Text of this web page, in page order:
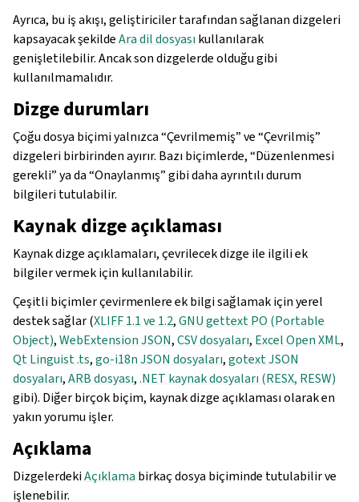
Ayrıca, bu iş akışı, geliştiriciler tarafından sağlanan dizgeleri
kapsayacak şekildeAra dil dosyası kullanılarak
genişletilebilir. Ancak son dizgelerde olduğu gibi
kullanılmamalıdır.
Dizge durumları
Çoğu dosya biçimi yalnızca “Çevrilmemiş” ve “Çevrilmiş”
dizgeleri birbirinden ayırır. Bazı biçimlerde, “Düzenlenmesi
gerekli” ya da “Onaylanmış” gibi daha ayrıntılı durum
bilgileri tutulabilir.
Kaynak dizge açıklaması
Kaynak dizge açıklamaları, çevrilecek dizge ile ilgili ek
bilgiler vermek için kullanılabilir.
Çeşitli biçimler çevirmenlere ek bilgi sağlamak için yerel
destek sağlar (XLIFF 1.1 ve 1.2,GNU gettext PO (Portable
Object),WebExtension JSON,CSV dosyaları, Excel Open XML,
Qt Linguist .ts,go-i18n JSON dosyaları,gotext JSON
dosyaları,ARB dosyası,.NET kaynak dosyaları (RESX, RESW)
gibi). Diğer birçok biçim, kaynak dizge açıklaması olarak en
yakın yorumu işler.
Açıklama
DizgelerdekiAçıklama birkaç dosya biçiminde tutulabilir ve
işlenebilir.